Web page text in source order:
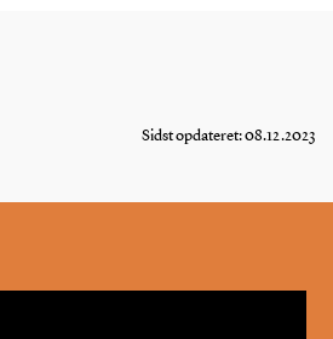
Sidst opdateret: 08.12.2023